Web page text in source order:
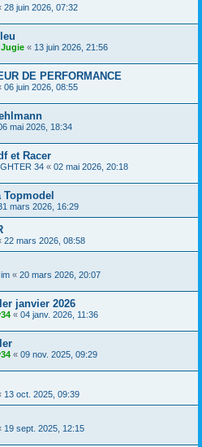
28 juin 2026, 07:32
« 13 juin 2026, 21:56
DE PERFORMANCE
06 juin 2026, 08:55
mai 2026, 18:34
et Racer
34 « 02 mai 2026, 20:18
mars 2026, 16:29
22 mars 2026, 08:58
« 20 mars 2026, 20:07
janvier 2026
« 04 janv. 2026, 11:36
« 09 nov. 2025, 09:29
13 oct. 2025, 09:39
19 sept. 2025, 12:15